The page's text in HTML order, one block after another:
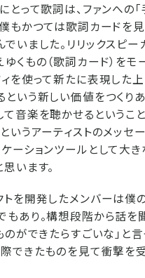
とって歌詞は、ファンへの「
僕もかつては歌詞カードを
いました。リリックスピ
くもの（歌詞カード）をモ
を使って新たに表現した上
いう新しい価値をつくり
て音楽を聴かせるというこ
いうアーティストのメッセ
ーションツールとして大
います。
トを開発したメンバーは僕
もあり。構想段階から話を
のができたらすごいな」と
際できたものを見て衝撃を